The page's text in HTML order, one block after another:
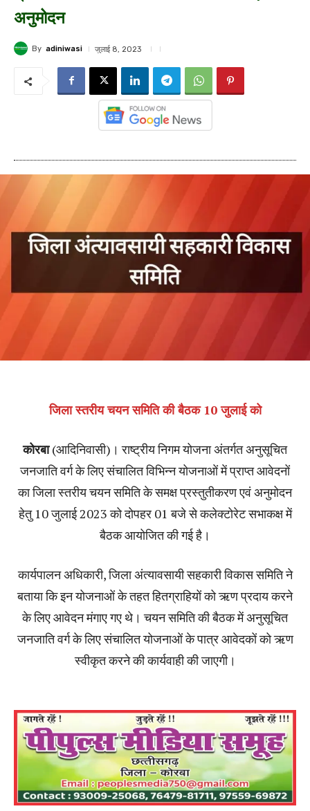
अनुमोदन
By adiniwasi जुलाई 8, 2023
जिला स्तरीय चयन समिति की बैठक 10 जुलाई को
कोरबा(आदिनिवासी)। राष्ट्रीय निगम योजना अंतर्गत अनुसूचित
जनजाति वर्ग के लिए संचालित विभिन्न योजनाओं में प्राप्त आवेदनों
का जिला स्तरीय चयन समिति के समक्ष प्रस्तुतीकरण एवं अनुमोदन
हेतु 10 जुलाई 2023 को दोपहर 01 बजे से कलेक्टोरेट सभाकक्ष में
बैठक आयोजित की गई है।
कार्यपालन अधिकारी, जिला अंत्यावसायी सहकारी विकास समिति ने
बताया कि इन योजनाओं के तहत हितग्राहियों को ऋण प्रदाय करने
के लिए आवेदन मंगाए गए थे। चयन समिति की बैठक में अनुसूचित
जनजाति वर्ग के लिए संचालित योजनाओं के पात्र आवेदकों को ऋण
स्वीकृत करने की कार्यवाही की जाएगी।